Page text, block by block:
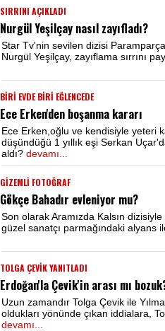
SIRRINI AÇIKLADI
Nurgül Yeşilçay nasıl zayıfladı?
Star Tv'nin sevilen dizisi
Nurgül Yeşilçay, zayıflama sırrını
BİRİ EVDE BİRİ EĞLENCEDE
Ece Erken'den boşanma kararı
Ece Erken,oğlu ve kendisiyle yeteri
düşündüğü 1 yıllık eşi Serkan
aldı? devamı...
GİZEMLİ FOTOĞRAF
Gökçe Bahadır evleniyor mu?
Son olarak Aramızda Kalsın
güzel sanatçı parmağındaki alyans
TOLGA ÇEVİK YANITLADI
Erdoğan'la Çevik'in arası mı
Uzun zamandır Tolga Çevik ile
oldukları yönünde çıkan iddialara,
devamı...